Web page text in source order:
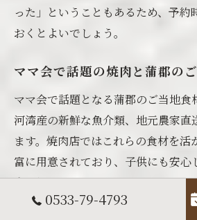
った」ということもあるため、予約
おくとよいでしょう。
ママ会で話題の焼肉と蒲郡の
ママ会で話題となる蒲郡のご当地食
河湾産の新鮮な魚介類、地元農家直
ます。焼肉店ではこれらの食材を活
富に用意されており、子供にも安心
点が好評です。
例えば、三河牛のカルビや地元野菜
0533-79-4793